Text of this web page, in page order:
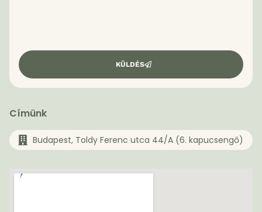
KÜLDÉS
Címünk
Budapest, Toldy Ferenc utca 44/A (6. kapucsengő)